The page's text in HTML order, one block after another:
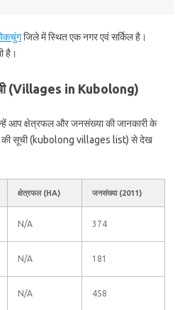
जिले में स्थित एक नगर एवं सर्किल है।
है।
(Villages in Kubolong)
आप क्षेत्रफल और जनसंख्या की जानकारी के
की सूची (kubolong villages list) से देख
क्षेत्रफल (HA) जनसंख्या (2011)
N/A 374
N/A 181
N/A 458